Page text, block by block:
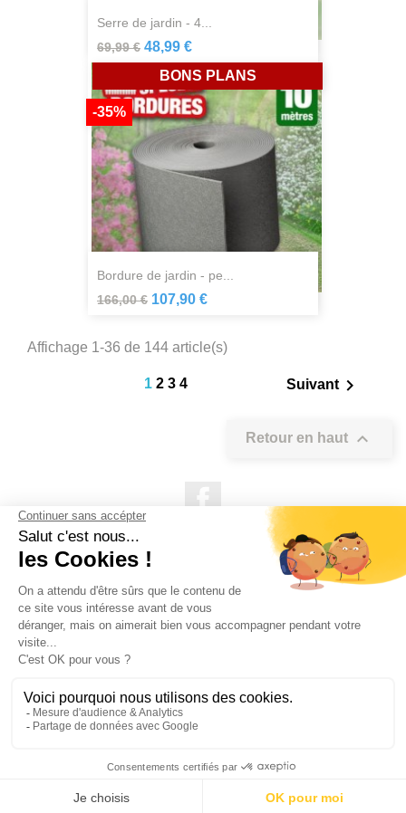
serre de jardin - 4...
69,99 € 48,99 €
bordure de jardin - pe...
166,00 €
-35%
107,90 €
BONS PLANS
Affichage 1-36 de 144 article(s)
1 2 3 4 Suivant
Retour en haut 
NOS PRODUITS
NOTRE SOCIÉTÉ
INFORMATIONS DE LA BOUTIQUE
QUESTIONS FRÉQUEMMENT POSÉES
Copyright OUTIROR © 2021